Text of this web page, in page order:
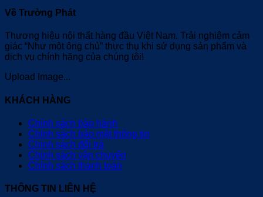
Về Trường Phát
Thương hiệu nội thất hàng đầu Việt Nam. Trải nghiệm cảm
giác “Như một ông chủ” thực thụ khi sử dụng sản phẩm và
dịch vụ chính hãng của chúng tôi!
Upload Image...
KHÁCH HÀNG
Chính sách bảo hành
Chính sách bảo mật thông tin
Chính sách đổi trả
Chính sách vận chuyển
Chính sách thanh toán
THÔNG TIN LIÊN HỆ